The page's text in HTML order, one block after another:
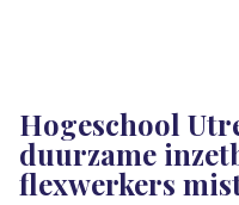
Hogeschool
duurzame
flexwerkers